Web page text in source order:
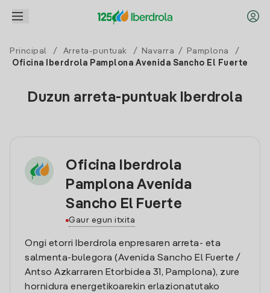
Principal / Arreta-puntuak / Navarra / Pamplona
/
Oficina Iberdrola Pamplona Avenida Sancho El Fuerte
Duzun arreta-puntuak Iberdrola
Oficina Iberdrola
Pamplona Avenida
Sancho El Fuerte
Gaur egun itxita
Ongi etorri Iberdrola enpresaren arreta- eta
salmenta-bulegora (Avenida Sancho El Fuerte /
Antso Azkarraren Etorbidea 31, Pamplona), zure
hornidura energetikoarekin erlazionatutako